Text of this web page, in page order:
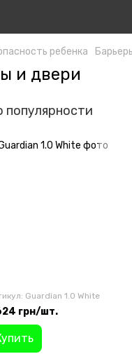
ребенка
и двери
популярности
Guardian 1.0 White
грн/шт.